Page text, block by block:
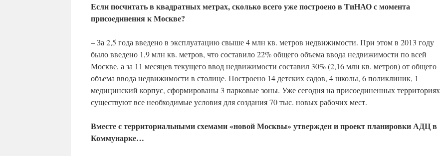
Если посчитать в квадратных метрах, сколько всего уже построено в ТиНАО с момента
присоединения к Москве?
– За 2,5 года введено в эксплуатацию свыше 4 млн кв. метров недвижимости. При этом в 2013 году
было введено 1,9 млн кв. метров, что составило 22% общего объема ввода недвижимости по всей
Москве, а за 11 месяцев текущего ввод недвижимости составил 30% (2,16 млн кв. метров) от общего
объема ввода недвижимости в столице. Построено 14 детских садов, 4 школы, 6 поликлиник, 1
медицинский корпус, сформированы 3 парковые зоны. Уже сегодня на присоединенных территориях
существуют все необходимые условия для создания 70 тыс. новых рабочих мест.
Вместе с территориальными схемами «новой Москвы» утвержден и проект планировки АДЦ в
Коммунарке…